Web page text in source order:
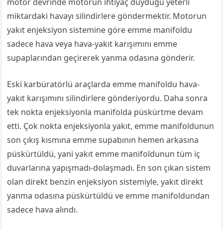
miktardaki havayı silindirlere göndermektir. Motorun
yakıt enjeksiyon sistemine göre emme manifoldu
sadece hava veya hava-yakıt karışımını emme
supaplarından geçirerek yanma odasına gönderir.
Eski karbüratörlü araçlarda emme manifoldu hava-
yakıt karışımını silindirlere gönderiyordu. Daha sonra
tek nokta enjeksiyonla manifolda püskürtme devam
etti. Çok nokta enjeksiyonla yakıt, emme manifoldunun
son çıkış kısmına emme supabının hemen arkasına
püskürtüldü, yani yakıt emme manifoldunun tüm iç
duvarlarına yapışmadı-dolaşmadı. En son çıkan sistem
olan direkt benzin enjeksiyon sistemiyle, yakıt direkt
yanma odasına püskürtüldü ve emme manifoldundan
sadece hava alındı.